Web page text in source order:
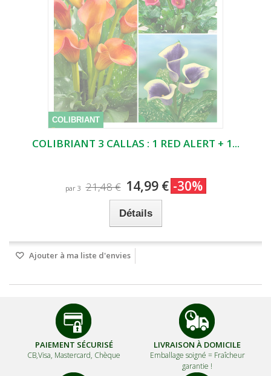
COLIBRIANT
COLIBRIANT 3 CALLAS : 1 RED ALERT + 1...
par 3 21,48 € 14,99 € -30%
Détails
Ajouter à ma liste d'envies
PAIEMENT SÉCURISÉ
CB,Visa, Mastercard, Chèque
LIVRAISON À DOMICILE
Emballage soigné = Fraîcheur
garantie !